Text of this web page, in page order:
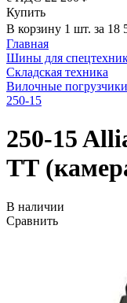
Купить
В корзину 1 шт. за 18
Главная
Шины для
Складская техника
Вилочные погрузчики
250-15
250-15
ТТ
В наличии
Сравнить